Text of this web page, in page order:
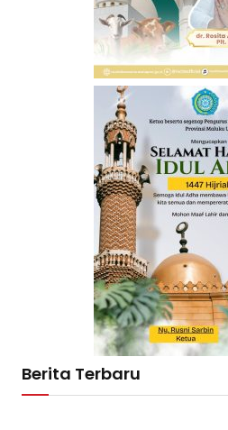
Berita Terbaru